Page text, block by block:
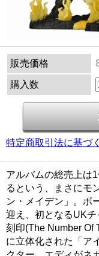
販売価格
購入数
特定商取引法に基づ
アルバムの総売上は
るという、まさにモ
ン・メイデン」。ボ
迎え、初となるUK
刻印(The Number Of
に立体化された「ア